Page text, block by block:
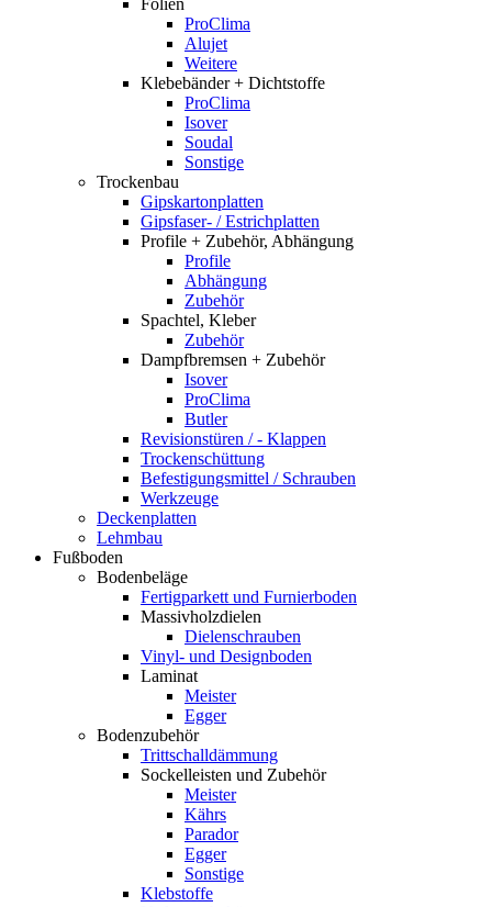
Folien
ProClima
Alujet
Weitere
Klebebänder + Dichtstoffe
ProClima
Isover
Soudal
Sonstige
Trockenbau
Gipskartonplatten
Gipsfaser- / Estrichplatten
Profile + Zubehör, Abhängung
Profile
Abhängung
Zubehör
Spachtel, Kleber
Zubehör
Dampfbremsen + Zubehör
Isover
ProClima
Butler
Revisionstüren / - Klappen
Trockenschüttung
Befestigungsmittel / Schrauben
Werkzeuge
Deckenplatten
Lehmbau
Fußboden
Bodenbeläge
Fertigparkett und Furnierboden
Massivholzdielen
Dielenschrauben
Vinyl- und Designboden
Laminat
Meister
Egger
Bodenzubehör
Trittschalldämmung
Sockelleisten und Zubehör
Meister
Kährs
Parador
Egger
Sonstige
Klebstoffe